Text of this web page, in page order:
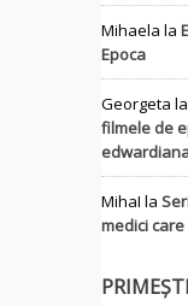
Mihaela la
Epoca
Georgeta la
filmele de
MihaI la
medici